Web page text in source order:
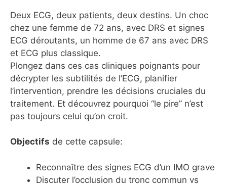
Deux ECG, deux patients, deux destins. Un choc
chez une femme de 72 ans, avec DRS et signes
ECG déroutants, un homme de 67 ans avec DRS
et ECG plus classique.
Plongez dans ces cas cliniques poignants pour
décrypter les subtilités de l’ECG, planifier
l’intervention, prendre les décisions cruciales du
traitement. Et découvrez pourquoi “le pire” n’est
pas toujours celui qu’on croit.
Objectifs de cette capsule:
Reconnaître des signes ECG d’un IMO grave
Discuter l’occlusion du tronc commun vs